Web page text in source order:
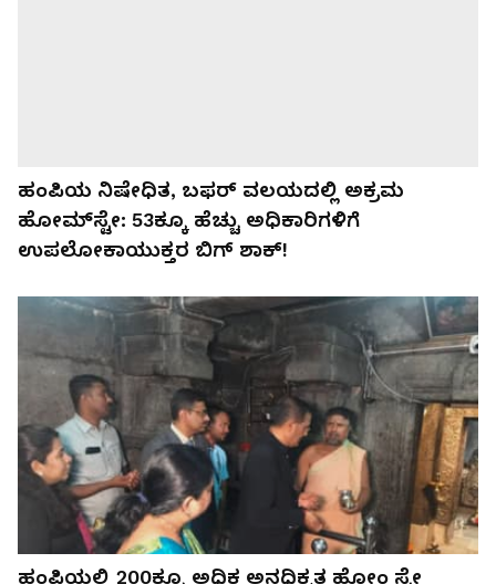
ಹಂಪಿಯ ನಿಷೇಧಿತ, ಬಫರ್ ವಲಯದಲ್ಲಿ ಅಕ್ರಮ
ಹೋಮ್‌ಸ್ಟೇ: 53ಕ್ಕೂ ಹೆಚ್ಚು ಅಧಿಕಾರಿಗಳಿಗೆ
ಉಪಲೋಕಾಯುಕ್ತರ ಬಿಗ್ ಶಾಕ್!
ಹಂಪಿಯಲ್ಲಿ 200ಕ್ಕೂ ಅಧಿಕ ಅನಧಿಕೃತ ಹೋಂ ಸ್ಟೇ